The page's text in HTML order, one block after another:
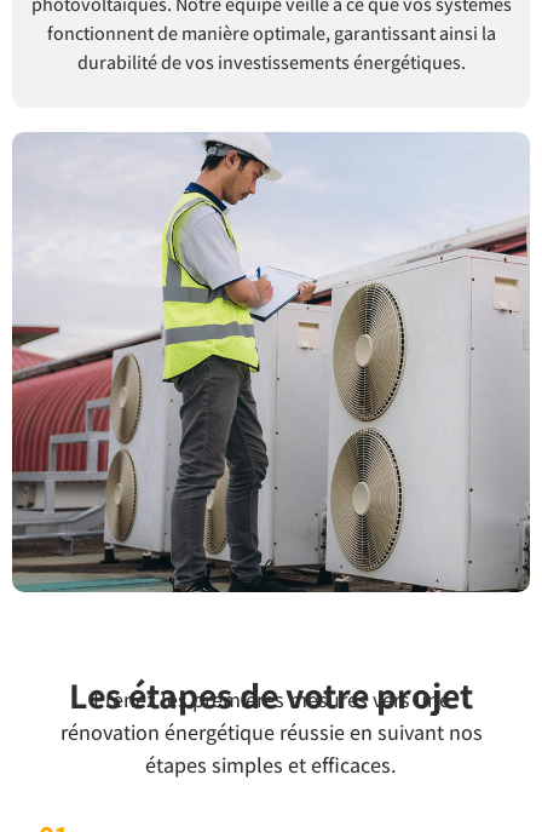
fonctionnent de manière optimale, garantissant ainsi la
durabilité de vos investissements énergétiques.
Les étapes de votre projet
Prenez les premières mesures vers une
rénovation énergétique réussie en suivant nos
étapes simples et efficaces.